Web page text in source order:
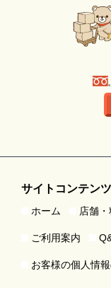
サイトコンテンツ
ホーム 店舗
ご利用案内
お客様の個人情